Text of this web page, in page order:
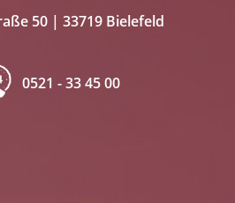
50 | 33719 Bielefeld
0521 - 33 45 00